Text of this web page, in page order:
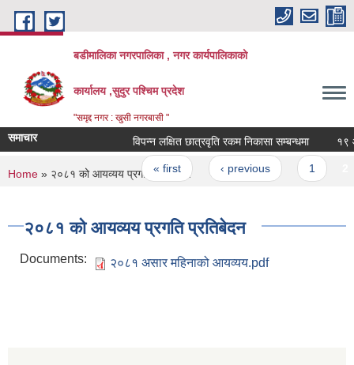
Skip to main content
बडीमालिका नगरपालिका , नगर कार्यपालिकाको
कार्यालय ,सुदुर पश्चिम प्रदेश
"समृद्द नगर : खुसी नगरबासी "
समाचार विपन्न लक्षित छात्रवृति रकम निकासा सम्बन्धमा १९ औ
Pages
« first ‹ previous
You are here
Home » २०८१ को आयव्यय प्रगति प्रतिबेदन
२०८१ को आयव्यय प्रगति प्रतिबेदन
Documents: २०८१ असार महिनाको आयव्यय.pdf